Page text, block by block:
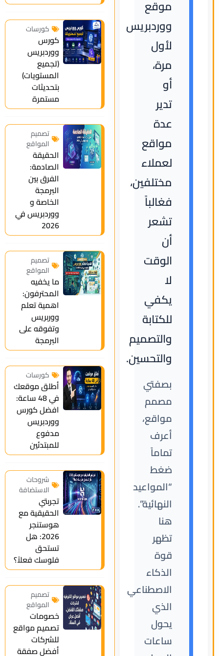
موقع
ووردبريس
لأول
مرة،
أو
تدير
عدة
مواقع
لعملاء
مختلفين،
فغالباً
تشعر
أن
الوقت
لا
يكفي
للكتابة
والتصميم
والتحسين.
بصفتي
مصمم
مواقع،
أعرف
تماماً
ضغط
“المواعيد
النهائية”.
هنا
تظهر
قوة
الذكاء
الاصطناعي
الذي
يحول
ساعات
كورسات
كورس
ووردبريس
(لجميع
المستويات)
بتحديثات
مستمرة
تصميم
المواقع
الحقيقة
الصادمة:
الفرق بين
البرمجة
الخاصة و
ووردبريس في
2026
تصميم
المواقع
ما يخفيه
المحترفون:
اهمية تعلم
ووربريس
وتفوقه على
البرمجة
كورسات
أطلق موقعك
في 48 ساعة:
افضل كورس
ووردبريس
مدفوع
للمبتدئين
شروحات
الاستضافة
تجربتي
الحقيقية مع
هوستنجر
2026: هل
تستحق
فلوسك فعلاً؟
تصميم
المواقع
خصومات
تصميم مواقع
للشركات
أفضل صفقة